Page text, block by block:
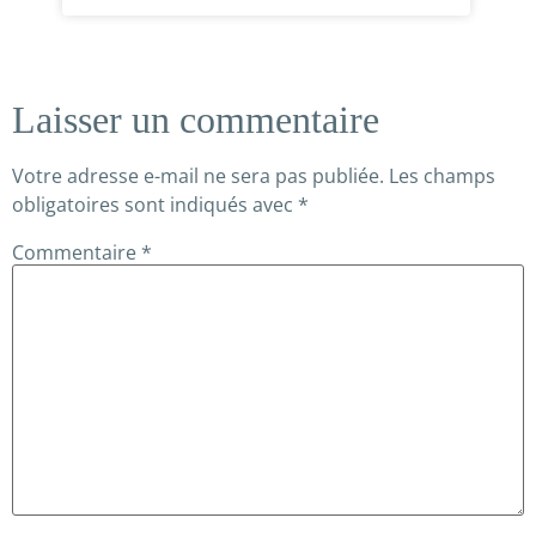
Laisser un commentaire
Votre adresse e-mail ne sera pas publiée. Les champs
obligatoires sont indiqués avec *
Commentaire *